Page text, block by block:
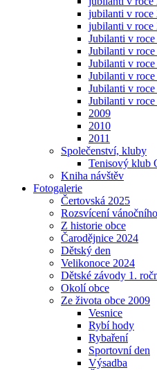
jubilanti v roce
jubilanti v roce
Jubilanti v
Jubilanti v
Jubilanti v
Jubilanti v
Jubilanti v
Jubilanti v
2009
2010
2011
Společenství, kluby
Tenisový klub
Kniha návštěv
Fotogalerie
Čertovská 2025
Rozsvícení
Z historie obce
Čarodějnice 2024
Dětský den
Velikonoce 2024
Dětské závody 1.
Okolí obce
Ze života obce 2009
Vesnice
Rybí hody
Rybaření
Sportovní den
Výsadba